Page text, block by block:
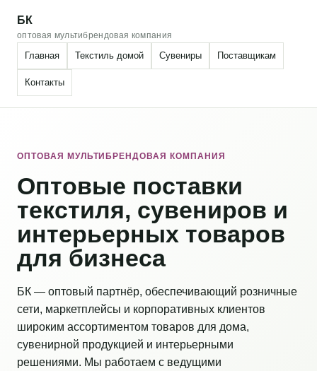
БК
оптовая мультибрендовая компания
Главная Текстиль домой Сувениры Поставщикам
Контакты
ОПТОВАЯ МУЛЬТИБРЕНДОВАЯ КОМПАНИЯ
Оптовые поставки
текстиля, сувениров и
интерьерных товаров
для бизнеса
БК — оптовый партнёр, обеспечивающий розничные
сети, маркетплейсы и корпоративных клиентов
широким ассортиментом товаров для дома,
сувенирной продукцией и интерьерными
решениями. Мы работаем с ведущими